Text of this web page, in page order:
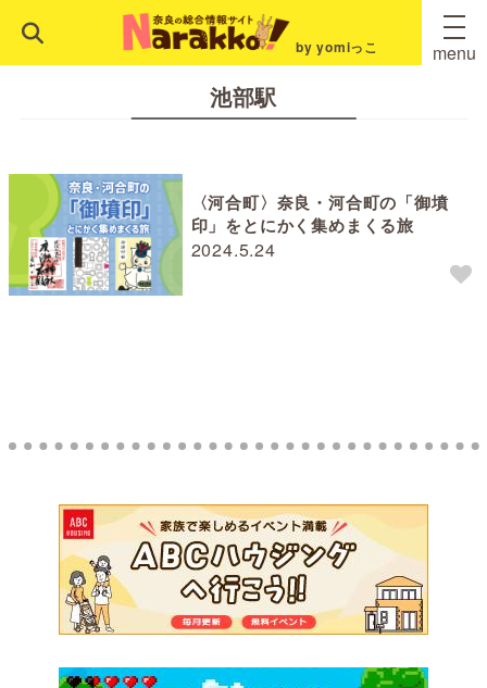
by yomiっこ menu
池部駅
2024.5.24
〈河合町〉奈良・河合町の「御墳
印」をとにかく集めまくる旅